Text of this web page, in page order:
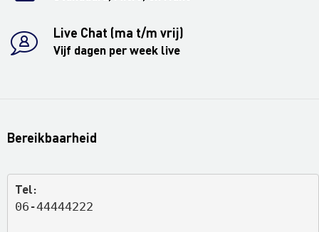
Live Chat (ma t/m vrij)
Vijf dagen per week live
Bereikbaarheid
Tel:
06-44444222